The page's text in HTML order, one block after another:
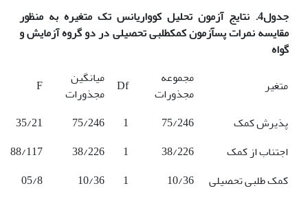
جدول4. نتایج آزمون تحلیل کوواریانس تک متغیره به منظور
مقایسه نمرات پس­آزمون کمک­طلبی تحصیلی در دو گروه آزمایش و
گواه
متغیر
مجموعه
مجذورات
Df میانگین
مجذورات
F
پذیرش کمک
75/246
1
75/246
35/21
اجتناب از کمک
38/226
1
38/226
88/117
کمک طلبی تحصیلی
10/36
1
10/36
05/8